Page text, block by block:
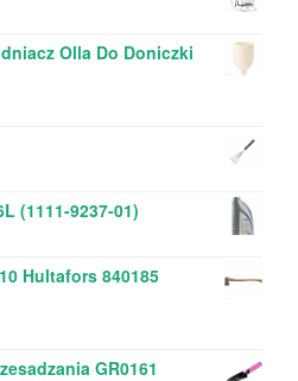
Olla Do Doniczki
(1111-9237-01)
Hultafors 840185
GR0161